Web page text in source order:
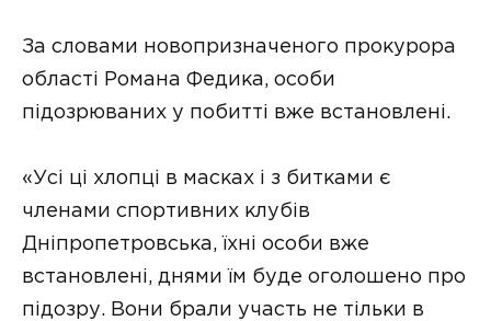
За словами новопризначеного прокурора
області Романа Федика, особи
підозрюваних у побитті вже встановлені.
«Усі ці хлопці в масках і з битками є
членами спортивних клубів
Дніпропетровська, їхні особи вже
встановлені, днями їм буде оголошено про
підозру. Вони брали участь не тільки в